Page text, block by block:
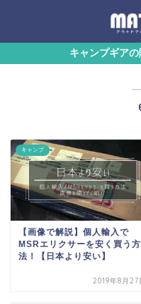
キャンプギア
キャンプ
【画像で解説】個人輸入で
MSRエリクサーを安く買う方
法！【日本より安い】
2019年8月27